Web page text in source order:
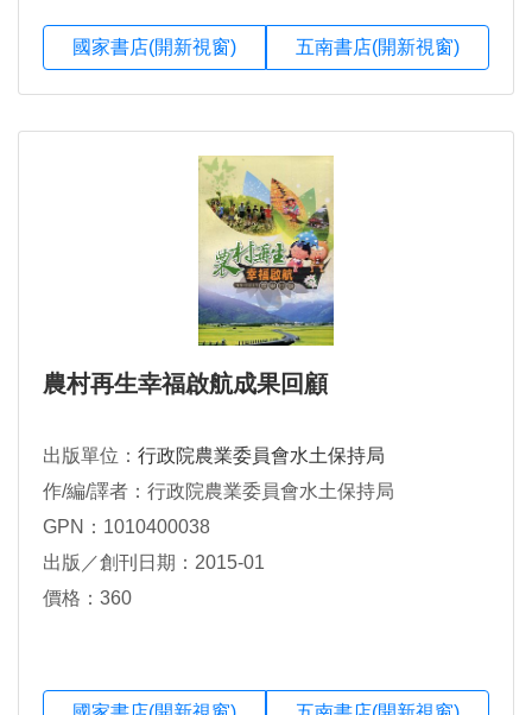
國家書店(開新視窗) 五南書店(開新視窗)
農村再生幸福啟航成果回顧
出版單位： 行政院農業委員會水土保持局
作/編/譯者：行政院農業委員會水土保持局
GPN：1010400038
出版／創刊日期：2015-01
價格：360